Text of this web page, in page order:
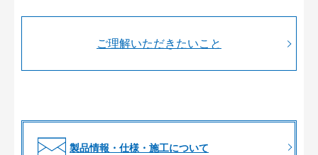
ご理解いただきたいこと
製品情報・仕様・施工について